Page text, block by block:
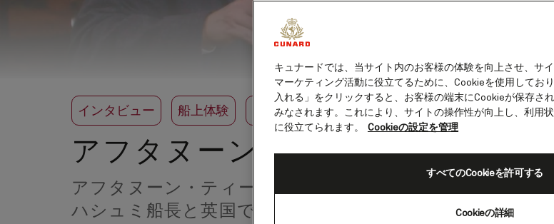
インタビュー 船上体験 フード＆ドリンク
アフタヌーン・ティーのレッスン
アフタヌーン・ティー・ウィークを記念して、キュナード
ハシュミ船長と英国で屈指の礼儀作法のエキスパートがタ
キュナードでは、当サイト内のお客様の体験を向上させ、サ
マーケティング活動に役立てるために、Cookieを使用してお
入れる」をクリックすると、お客様の端末にCookieが保存さ
みなされます。これにより、サイトの操作性が向上し、利用
に役立てられます。
Cookieの設定を管理
Cookieの詳細
すべてのCookieを許可する